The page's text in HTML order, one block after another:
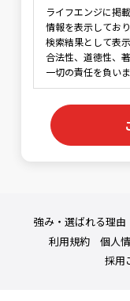
ライフエンジに掲
情報を表示しており
検索結果として表
合法性、道徳性、
一切の責任を負いま
利用規約の範囲
ライフエンジの利
れる、以下の利用
サービスの変更
当社は、当サイト
強み・選ばれる理由
利用規約
個人
採用